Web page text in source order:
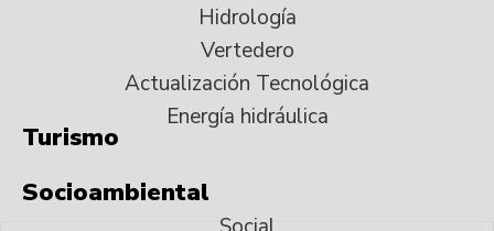
Hidrología
Vertedero
Actualización Tecnológica
Energía hidráulica
Turismo
Socioambiental